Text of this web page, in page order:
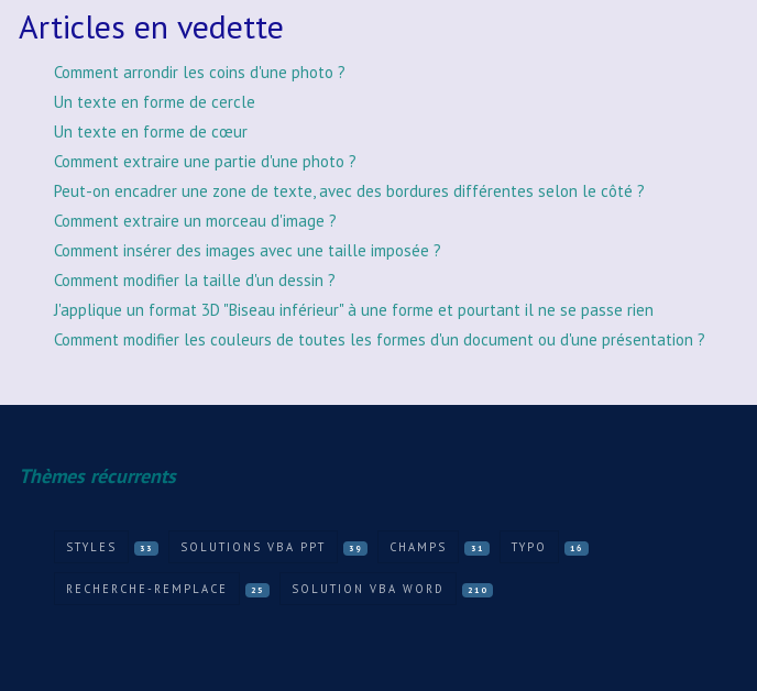
Articles en vedette
Comment arrondir les coins d'une photo ?
Un texte en forme de cercle
Un texte en forme de cœur
Comment extraire une partie d'une photo ?
Peut-on encadrer une zone de texte, avec des bordures différentes selon le côté ?
Comment extraire un morceau d'image ?
Comment insérer des images avec une taille imposée ?
Comment modifier la taille d'un dessin ?
J'applique un format 3D "Biseau inférieur" à une forme et pourtant il ne se passe rien
Comment modifier les couleurs de toutes les formes d'un document ou d'une présentation ?
Thèmes récurrents
STYLES 33 SOLUTIONS VBA PPT 39 CHAMPS 31 TYPO 16
RECHERCHE-REMPLACE 25 SOLUTION VBA WORD 210